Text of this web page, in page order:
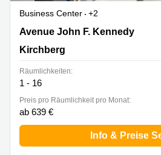
Business Center
+2
43 avenue John F. Kennedy,
Avenue John F. Kennedy
Kirchberg
Räumlichkeiten:
1 - 16
Preis pro Räumlichkeit pro Monat:
ab 639 €
Info & Preise